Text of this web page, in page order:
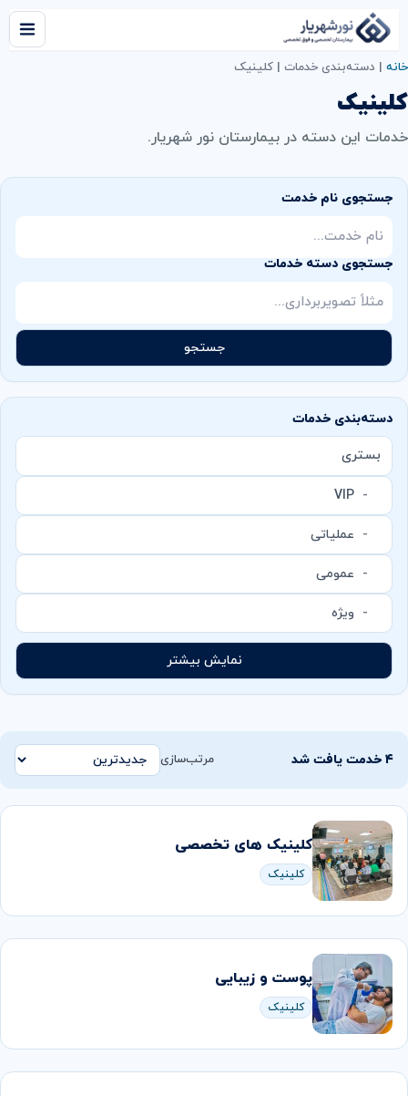
خانه | دسته‌بندی خدمات | کلینیک
کلینیک
خدمات این دسته در بیمارستان نور شهریار.
جستجوی نام خدمت
جستجوی دسته خدمات
جستجو
دسته‌بندی خدمات
بستری
عملیاتی
عمومی
ویژه
نمایش بیشتر
۴ خدمت یافت شد مرتب‌سازی
کلینیک های تخصصی
کلینیک
پوست و زیبایی
کلینیک